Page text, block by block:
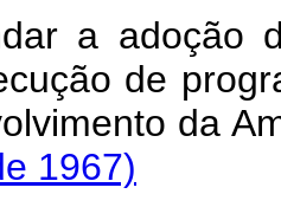
a adoção
de
1967)